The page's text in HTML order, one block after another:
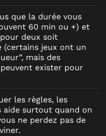
que la durée vous
60 min ou +) et
deux soit
(certains jeux ont un
mais des
exister pour
les règles, les
aide surtout quand on
ne perdez pas de